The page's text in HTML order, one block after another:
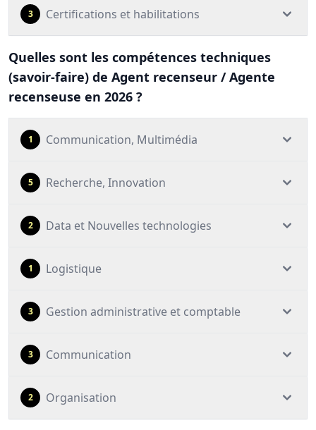
3 Certifications et habilitations
Quelles sont les compétences techniques
(savoir-faire) de Agent recenseur / Agente
recenseuse en 2026 ?
1 Communication, Multimédia
5 Recherche, Innovation
2 Data et Nouvelles technologies
1 Logistique
3 Gestion administrative et comptable
3 Communication
2 Organisation